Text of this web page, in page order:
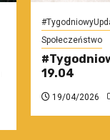
Społeczeństwo
19.04
19/04/2026